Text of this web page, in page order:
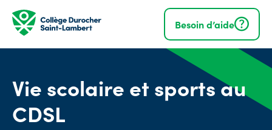
rapide
Besoin d’aide
Vie scolaire et sports au
CDSL